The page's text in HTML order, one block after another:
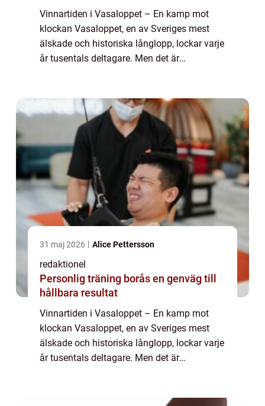
Vinnartiden i Vasaloppet – En kamp mot
klockan Vasaloppet, en av Sveriges mest
älskade och historiska långlopp, lockar varje
år tusentals deltagare. Men det är
31 maj 2026 Alice Pettersson
redaktionel
Personlig träning borås en genväg till
hållbara resultat
Vinnartiden i Vasaloppet – En kamp mot
klockan Vasaloppet, en av Sveriges mest
älskade och historiska långlopp, lockar varje
år tusentals deltagare. Men det är